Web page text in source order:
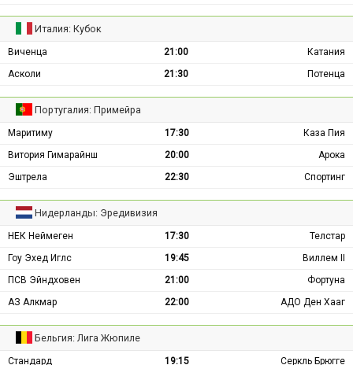
Италия: Кубок
Виченца 21:00
Катания
Асколи
21:30 Потенца
Португалия: Примейра
Маритиму 17:30
Каза Пия
Витория Гимарайнш
20:00
Арока
Эштрела
22:30 Спортинг
Нидерланды: Эредивизия
НЕК Неймеген 17:30
Телстар
Гоу Эхед Иглс
19:45
Виллем II
ПСВ Эйндховен
21:00
Фортуна
АЗ Алкмар
22:00 АДО Ден Хааг
Бельгия: Лига Жюпиле
Стандард 19:15 Серкль Брюгге